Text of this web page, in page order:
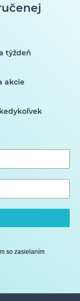
týždeň
akcie
so zasielaním